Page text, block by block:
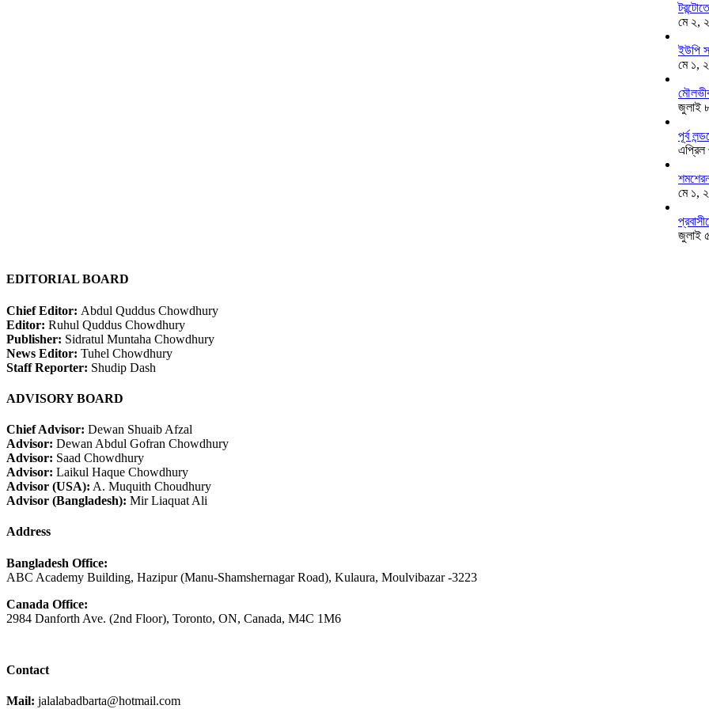
মে ২,
ইউপি
মে ১,
জুলাই
পূর্ব
মে ১,
জুলাই
EDITORIAL BOARD
Chief Editor: Abdul Quddus Chowdhury
Editor: Ruhul Quddus Chowdhury
Publisher: Sidratul Muntaha Chowdhury
News Editor: Tuhel Chowdhury
Staff Reporter: Shudip Dash
ADVISORY BOARD
Chief Advisor: Dewan Shuaib Afzal
Advisor: Dewan Abdul Gofran Chowdhury
Advisor: Saad Chowdhury
Advisor: Laikul Haque Chowdhury
Advisor (USA): A. Muquith Choudhury
Advisor (Bangladesh): Mir Liaquat Ali
Address
Bangladesh Office:
ABC Academy Building, Hazipur (Manu-Shamshernagar Road), Kulaura, Moulvibazar -3223
Canada Office:
2984 Danforth Ave. (2nd Floor), Toronto, ON, Canada, M4C 1M6
Contact
Mail: jalalabadbarta@hotmail.com